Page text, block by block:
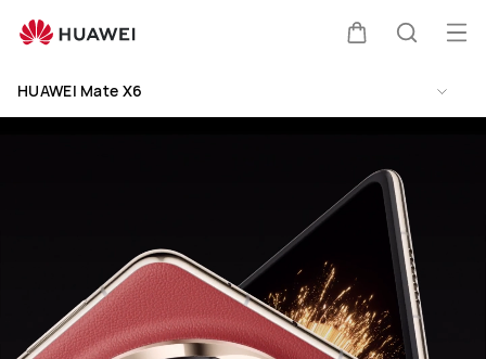
Mobile
HUAWEI Mate X6